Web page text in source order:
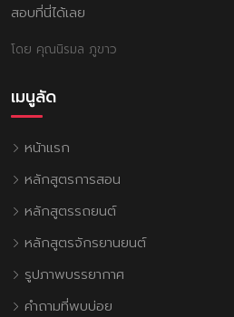
สอบที่นี่ได้เลย
โดย คุณนิรมล ภูขาว
เมนูลัด
หน้าแรก
หลักสูตรการสอน
หลักสูตรรถยนต์
หลักสูตรจักรยานยนต์
รูปภาพบรรยากาศ
คำถามที่พบบ่อย